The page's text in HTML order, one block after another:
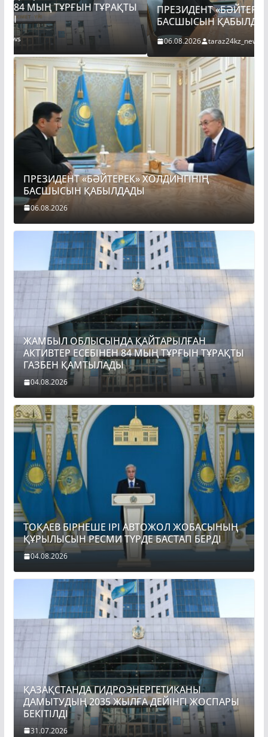
ПРЕЗИДЕНТ «БӘЙТЕРЕК» ХОЛДИНГІНІҢ
БАСШЫСЫН ҚАБЫЛДАДЫ
06.08.2026 taraz24kz_news
ПРЕЗИДЕНТ «БӘЙТЕРЕК» ХОЛДИНГІНІҢ
БАСШЫСЫН ҚАБЫЛДАДЫ
06.08.2026
ЖАМБЫЛ ОБЛЫСЫНДА ҚАЙТАРЫЛҒАН
АКТИВТЕР ЕСЕБІНЕН 84 МЫҢ ТҰРҒЫН ТҰРАҚТЫ
ГАЗБЕН ҚАМТЫЛАДЫ
04.08.2026
ТОҚАЕВ БІРНЕШЕ ІРІ АВТОЖОЛ ЖОБАСЫНЫҢ
ҚҰРЫЛЫСЫН РЕСМИ ТҮРДЕ БАСТАП БЕРДІ
04.08.2026
ҚАЗАҚСТАНДА ГИДРОЭНЕРГЕТИКАНЫ
ДАМЫТУДЫҢ 2035 ЖЫЛҒА ДЕЙІНГІ ЖОСПАРЫ
БЕКІТІЛДІ
31.07.2026